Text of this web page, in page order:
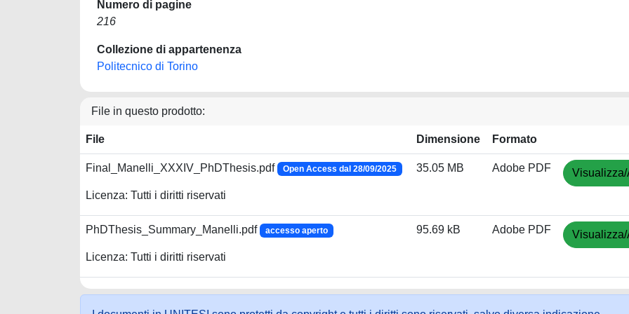
Numero di pagine
216
Collezione di appartenenza
Politecnico di Torino
File in questo prodotto:
File Dimensione Formato
Final_Manelli_XXXIV_PhDThesis.pdf Open Access dal 28/09/2025
Licenza: Tutti i diritti riservati
35.05 MB Adobe PDF Visualizza/
PhDThesis_Summary_Manelli.pdf accesso aperto
Licenza: Tutti i diritti riservati
95.69 kB Adobe PDF Visualizza/